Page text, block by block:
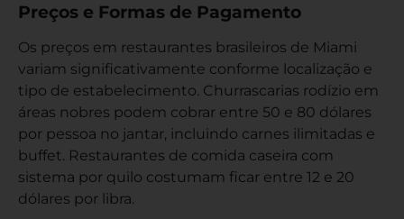
Preços e Formas de Pagamento
Os preços em restaurantes brasileiros de Miami
variam significativamente conforme localização e
tipo de estabelecimento. Churrascarias rodízio em
áreas nobres podem cobrar entre 50 e 80 dólares
por pessoa no jantar, incluindo carnes ilimitadas e
buffet. Restaurantes de comida caseira com
sistema por quilo costumam ficar entre 12 e 20
dólares por libra.